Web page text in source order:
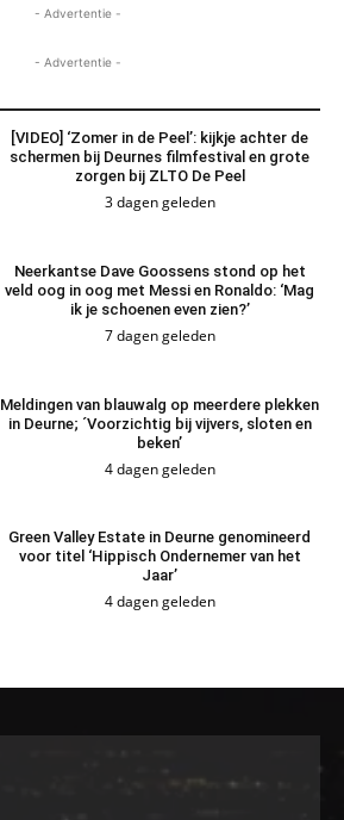
- Advertentie -
- Advertentie -
[VIDEO] ‘Zomer in de Peel’: kijkje achter de
schermen bij Deurnes filmfestival en grote
zorgen bij ZLTO De Peel
3 dagen geleden
Neerkantse Dave Goossens stond op het
veld oog in oog met Messi en Ronaldo: ‘Mag
ik je schoenen even zien?’
7 dagen geleden
Meldingen van blauwalg op meerdere plekken
in Deurne; ´Voorzichtig bij vijvers, sloten en
beken’
4 dagen geleden
Green Valley Estate in Deurne genomineerd
voor titel ‘Hippisch Ondernemer van het
Jaar’
4 dagen geleden